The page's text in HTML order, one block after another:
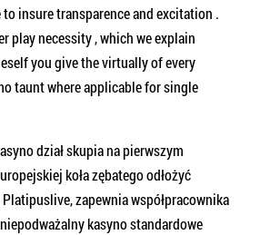
insure transparence and excitation .
play necessity , which we explain
you give the virtually of every
taunt where applicable for single
dział skupia na pierwszym
koła zębatego odłożyć
zapewnia współpracownika
kasyno standardowe